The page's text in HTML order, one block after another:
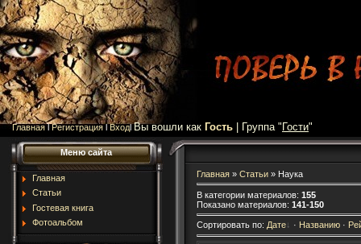
ГлавнаяlРегистрацияlВходlВы вошли как Гость | Группа "Гости"
Меню сайта
Главная
Статьи
Гостевая книга
Фотоальбом
Главная » Статьи » Наука
В категории материалов: 155
Показано материалов: 141-150
Сортировать по: Дате · Названию ·